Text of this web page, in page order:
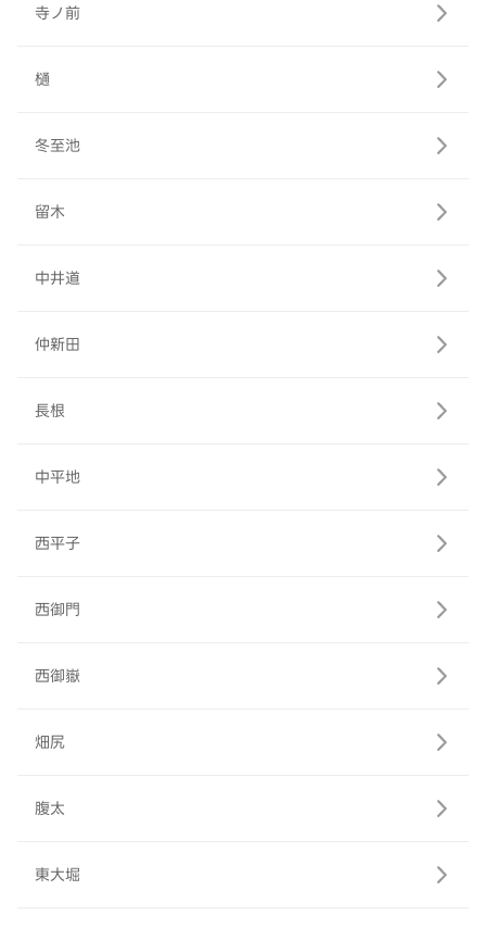
寺ノ前
樋
冬至池
留木
中井道
仲新田
長根
中平地
西平子
西御門
西御嶽
畑尻
腹太
東大堀